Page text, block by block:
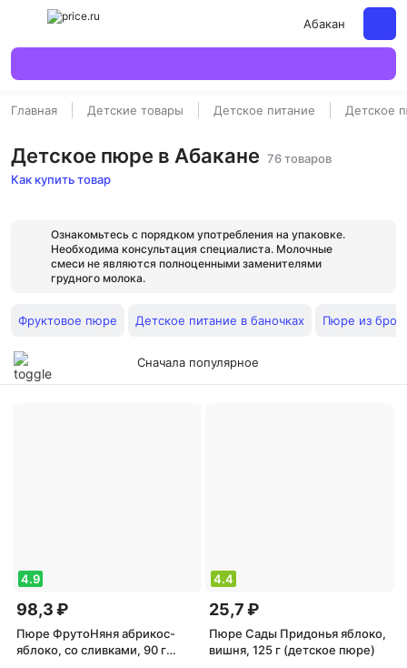
Абакан
Главная Детские товары Детское питание Детское
Детское пюре в Абакане 76 товаров
Как купить товар
Ознакомьтесь с порядком употребления на упаковке.
Необходима консультация специалиста. Молочные
смеси не являются полноценными заменителями
грудного молока.
Фруктовое пюре Детское питание в баночках Пюре из
Сначала популярное
4.9
98,3 ₽
Пюре ФрутоНяня абрикос-
яблоко, со сливками, 90 г
4.4
25,7 ₽
Пюре Сады Придонья яблоко,
вишня, 125 г (детское пюре)